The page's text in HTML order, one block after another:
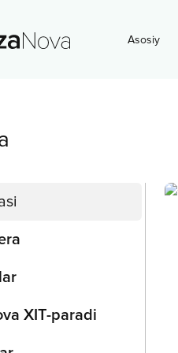
Asosiy
XIT-paradi